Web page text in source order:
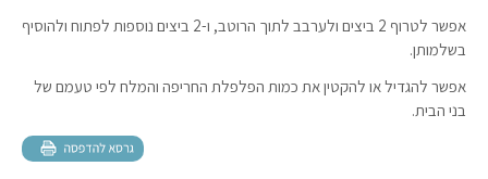
אפשר לטרוף 2 ביצים ולערבב לתוך הרוטב, ו-2 ביצים נוספות לפתוח ולהוסיף
בשלמותן.
אפשר להגדיל או להקטין את כמות הפלפלת החריפה והמלח לפי טעמם של
בני הבית.